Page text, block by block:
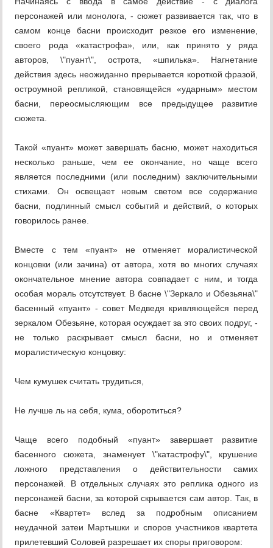
персонажей или монолога, - сюжет развивается так, что в
самом конце басни происходит резкое его изменение,
своего рода «катастрофа», или, как принято у ряда
авторов, \"пуант\", острота, «шпилька». Нагнетание
действия здесь неожиданно прерывается короткой фразой,
остроумной репликой, становящейся «ударным» местом
басни, переосмысляющим все предыдущее развитие
сюжета.
Такой «пуант» может завершать басню, может находиться
несколько раньше, чем ее окончание, но чаще всего
является последними (или последним) заключительными
стихами. Он освещает новым светом все содержание
басни, подлинный смысл событий и действий, о которых
говорилось ранее.
Вместе с тем «пуант» не отменяет моралистической
концовки (или зачина) от автора, хотя во многих случаях
окончательное мнение автора совпадает с ним, и тогда
особая мораль отсутствует. В басне \"Зеркало и Обезьяна\"
басенный «пуант» - совет Медведя кривляющейся перед
зеркалом Обезьяне, которая осуждает за это своих подруг, -
не только раскрывает смысл басни, но и отменяет
моралистическую концовку:
Чем кумушек считать трудиться,
Не лучше ль на себя, кума, оборотиться?
Чаще всего подобный «пуант» завершает развитие
басенного сюжета, знаменует \"катастрофу\", крушение
ложного представления о действительности самих
персонажей. В отдельных случаях это реплика одного из
персонажей басни, за которой скрывается сам автор. Так, в
басне «Квартет» вслед за подробным описанием
неудачной затеи Мартышки и споров участников квартета
прилетевший Соловей разрешает их споры приговором: